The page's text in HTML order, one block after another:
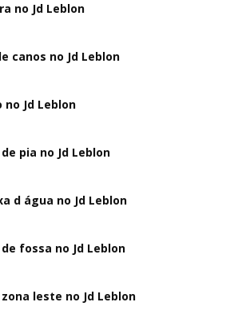
no Jd Leblon
canos no Jd Leblon
Jd Leblon
pia no Jd Leblon
d água no Jd Leblon
fossa no Jd Leblon
leste no Jd Leblon